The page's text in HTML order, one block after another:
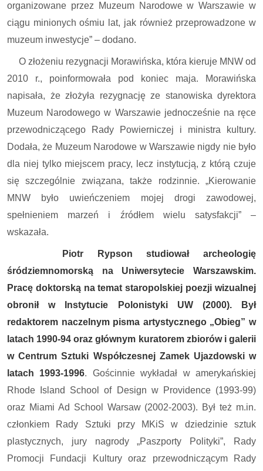
organizowane przez Muzeum Narodowe w Warszawie w
ciągu minionych ośmiu lat, jak również przeprowadzone w
muzeum inwestycje” – dodano.
O złożeniu rezygnacji Morawińska, która kieruje MNW od
2010 r., poinformowała pod koniec maja. Morawińska
napisała, że złożyła rezygnację ze stanowiska dyrektora
Muzeum Narodowego w Warszawie jednocześnie na ręce
przewodniczącego Rady Powierniczej i ministra kultury.
Dodała, że Muzeum Narodowe w Warszawie nigdy nie było
dla niej tylko miejscem pracy, lecz instytucją, z którą czuje
się szczególnie związana, także rodzinnie. „Kierowanie
MNW było uwieńczeniem mojej drogi zawodowej,
spełnieniem marzeń i źródłem wielu satysfakcji” –
wskazała.
Piotr Rypson studiował archeologię
śródziemnomorską na Uniwersytecie Warszawskim.
Pracę doktorską na temat staropolskiej poezji wizualnej
obronił w Instytucie Polonistyki UW (2000). Był
redaktorem naczelnym pisma artystycznego „Obieg” w
latach 1990-94 oraz głównym kuratorem zbiorów i galerii
w Centrum Sztuki Współczesnej Zamek Ujazdowski w
latach 1993-1996. Gościnnie wykładał w amerykańskiej
Rhode Island School of Design w Providence (1993-99)
oraz Miami Ad School Warsaw (2002-2003). Był też m.in.
członkiem Rady Sztuki przy MKiS w dziedzinie sztuk
plastycznych, jury nagrody „Paszporty Polityki”, Rady
Promocji Fundacji Kultury oraz przewodniczącym Rady